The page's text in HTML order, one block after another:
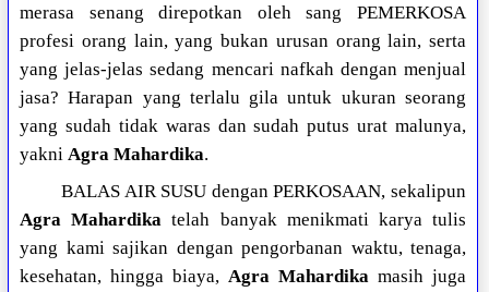
merasa senang direpotkan oleh sang PEMERKOSA
profesi orang lain, yang bukan urusan orang lain, serta
yang jelas-jelas sedang mencari nafkah dengan menjual
jasa? Harapan yang terlalu gila untuk ukuran seorang
yang sudah tidak waras dan sudah putus urat malunya,
yakniAgra Mahardika.
BALAS AIR SUSU dengan PERKOSAAN, sekalipun
Agra Mahardika telah banyak menikmati karya tulis
yang kami sajikan dengan pengorbanan waktu, tenaga,
kesehatan, hingga biaya,Agra Mahardika masih juga